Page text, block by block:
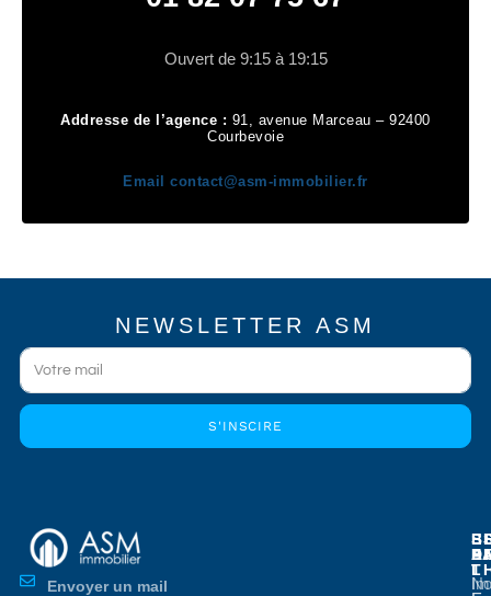
Ouvert de 9:15 à 19:15
Addresse de l’agence : 91, avenue Marceau – 92400
Courbevoie
Emailcontact@asm-immobilier.fr
NEWSLETTER ASM
S'INSCIRE
Envoyer un mail